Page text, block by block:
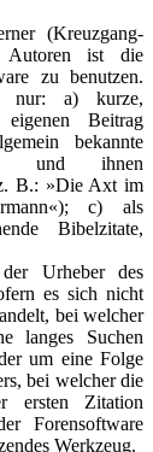
(Kreuzgang-
Autoren ist die
zu benutzen.
nur: a) kurze,
Beitrag
bekannte
und ihnen
B.: »Die Axt im
c) als
Bibelzitate,
Urheber des
es sich nicht
bei welcher
langes Suchen
um eine Folge
bei welcher die
ersten Zitation
Forensoftware
Werkzeug.